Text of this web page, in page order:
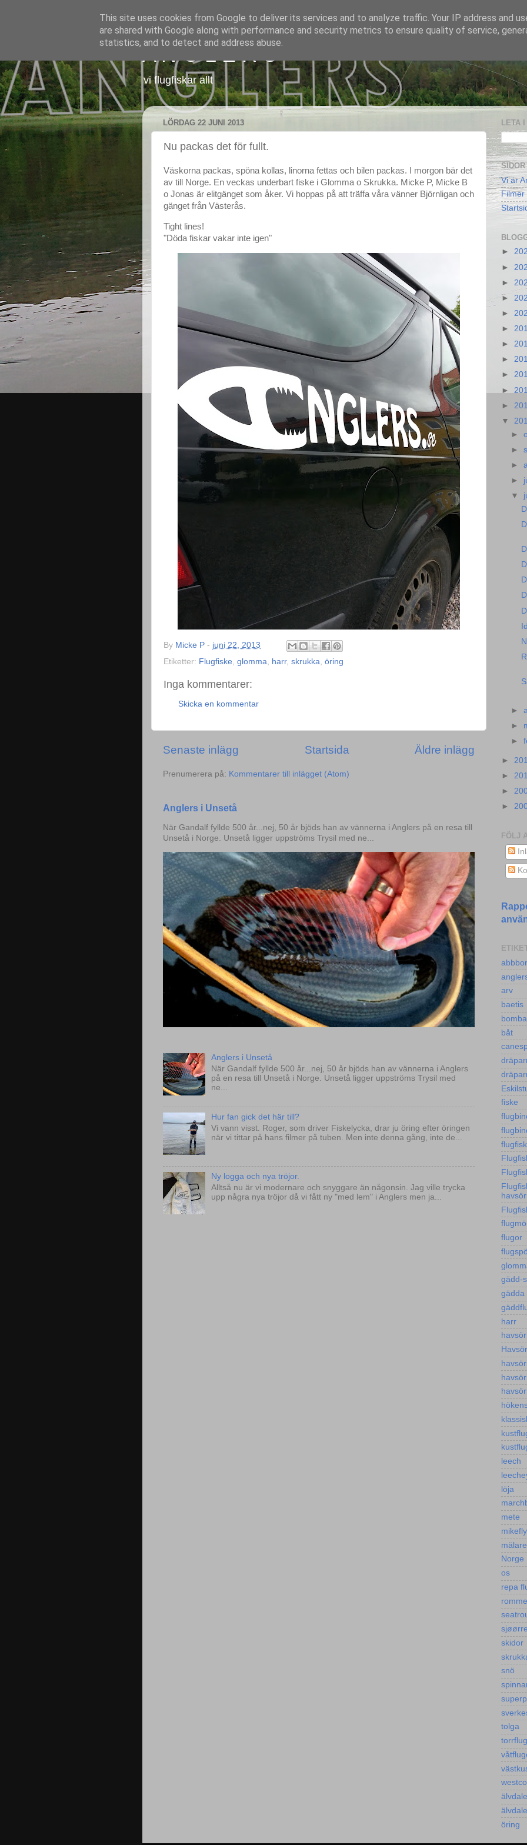
A N G L E R S
vi flugfiskar allt
LÖRDAG 22 JUNI 2013
Nu packas det för fullt.
Väskorna packas, spöna kollas, linorna fettas och bilen packas. I morgon bär det
av till Norge. En veckas underbart fiske i Glomma o Skrukka. Micke P, Micke B
o Jonas är elitgänget som åker. Vi hoppas på att träffa våra vänner Björnligan och
gänget från Västerås.
Tight lines!
"Döda fiskar vakar inte igen"
By Micke P - juni 22, 2013
Etiketter: Flugfiske, glomma, harr, skrukka, öring
Inga kommentarer:
Skicka en kommentar
Senaste inlägg Äldre inlägg
Startsida
Prenumerera på: Kommentarer till inlägget (Atom)
Anglers i Unsetå
När Gandalf fyllde 500 år...nej, 50 år bjöds han av vännerna i Anglers på en resa till
Unsetå i Norge. Unsetå ligger uppströms Trysil med ne...
Anglers i Unsetå
När Gandalf fyllde 500 år...nej, 50 år bjöds han av vännerna i Anglers
på en resa till Unsetå i Norge. Unsetå ligger uppströms Trysil med
ne...
Hur fan gick det här till?
Vi vann visst. Roger, som driver Fiskelycka, drar ju öring efter öringen
när vi tittar på hans filmer på tuben. Men inte denna gång, inte de...
Ny logga och nya tröjor.
Alltså nu är vi modernare och snyggare än någonsin. Jag ville trycka
upp några nya tröjor då vi fått ny "med lem" i Anglers men ja...
LETA
SIDOR
Vi är
Filmer
►
►
►
►
►
►
►
►
►
►
►
▼
►
►
►
►
▼
►
►
►
►
►
►
►
FÖLJ
arv
baetis
båt
fiske
flugor
flugspö
gädd-
gädda
harr
leech
löja
mete
Norge
os
repa
romme
skidor
snö
tolga
öring
This site uses cookies from Google to deliver its services and to analyze traffic. Your IP address and
are shared with Google along with performance and security metrics to ensure quality of service,
statistics, and to detect and address abuse.